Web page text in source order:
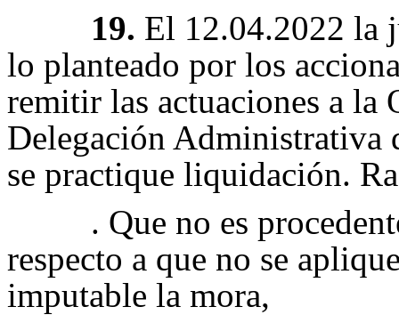
19. El 12.04.2022 la
lo planteado por los
remitir las actuaciones a la
Delegación Administrativa
se practique liquidación.
. Que no es
respecto a que no se
imputable la mora,